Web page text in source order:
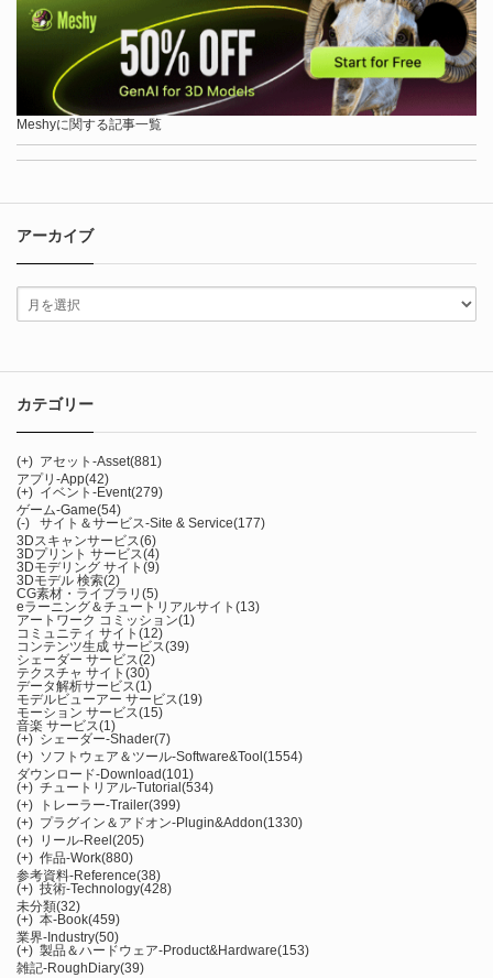
Meshyに関する記事一覧
アーカイブ
カテゴリー
(+) アセット-Asset(881)
アプリ-App(42)
(+) イベント-Event(279)
ゲーム-Game(54)
(-)
サイト＆サービス-Site & Service(177)
3Dスキャンサービス(6)
3Dプリント サービス(4)
3Dモデリング サイト (9)
3Dモデル 検索(2)
CG素材・ライブラリ (5)
eラーニング＆チュートリアルサイト (13)
アートワーク コミッション(1)
コミュニティ サイト (12)
コンテンツ生成 サービス(39)
シェーダー サービス(2)
テクスチャ サイト (30)
データ解析サービス(1)
モデルビューアー サービス(19)
モーション サービス(15)
音楽 サービス(1)
(+) シェーダー-Shader(7)
(+) ソフトウェア＆ツール-Software&Tool (1554)
ダウンロード-Download(101)
(+) チュートリアル-Tutorial (534)
(+)
トレーラー-Trailer(399)
(+) プラグイン＆アドオン-Plugin&Addon(1330)
(+) リール-Reel (205)
(+) 作品-Work(880)
参考資料-Reference(38)
(+) 技術-Technology(428)
未分類(32)
(+) 本-Book(459)
業界-Industry(50)
(+) 製品＆ハードウェア-Product&Hardware(153)
雑記-RoughDiary(39)